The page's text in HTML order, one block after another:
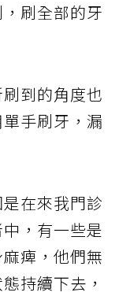
刷全部的牙
到的角度也
手刷牙，漏
在來我門診
，有一些是
痺，他們無
持續下去，